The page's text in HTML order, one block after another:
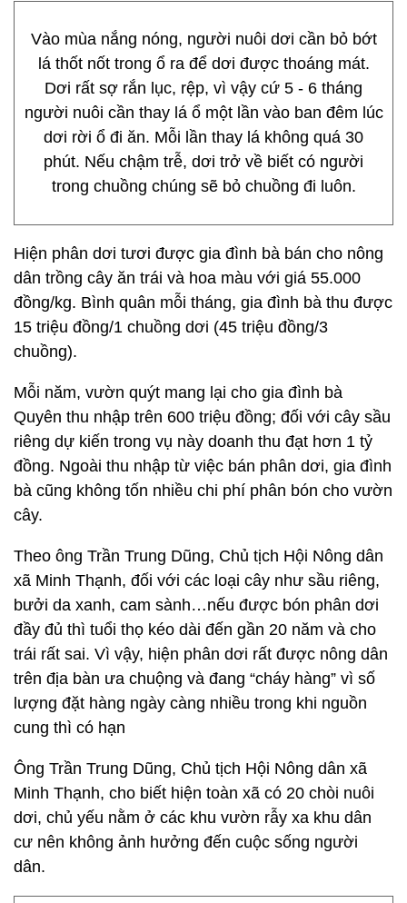
Vào mùa nắng nóng, người nuôi dơi cần bỏ bớt
lá thốt nốt trong ổ ra để dơi được thoáng mát.
Dơi rất sợ rắn lục, rệp, vì vậy cứ 5 - 6 tháng
người nuôi cần thay lá ổ một lần vào ban đêm lúc
dơi rời ổ đi ăn. Mỗi lần thay lá không quá 30
phút. Nếu chậm trễ, dơi trở về biết có người
trong chuồng chúng sẽ bỏ chuồng đi luôn.
Hiện phân dơi tươi được gia đình bà bán cho nông
dân trồng cây ăn trái và hoa màu với giá 55.000
đồng/kg. Bình quân mỗi tháng, gia đình bà thu được
15 triệu đồng/1 chuồng dơi (45 triệu đồng/3
chuồng).
Mỗi năm, vườn quýt mang lại cho gia đình bà
Quyên thu nhập trên 600 triệu đồng; đối với cây sầu
riêng dự kiến trong vụ này doanh thu đạt hơn 1 tỷ
đồng. Ngoài thu nhập từ việc bán phân dơi, gia đình
bà cũng không tốn nhiều chi phí phân bón cho vườn
cây.
Theo ông Trần Trung Dũng, Chủ tịch Hội Nông dân
xã Minh Thạnh, đối với các loại cây như sầu riêng,
bưởi da xanh, cam sành…nếu được bón phân dơi
đầy đủ thì tuổi thọ kéo dài đến gần 20 năm và cho
trái rất sai. Vì vậy, hiện phân dơi rất được nông dân
trên địa bàn ưa chuộng và đang “cháy hàng” vì số
lượng đặt hàng ngày càng nhiều trong khi nguồn
cung thì có hạn
Ông Trần Trung Dũng, Chủ tịch Hội Nông dân xã
Minh Thạnh, cho biết hiện toàn xã có 20 chòi nuôi
dơi, chủ yếu nằm ở các khu vườn rẫy xa khu dân
cư nên không ảnh hưởng đến cuộc sống người
dân.